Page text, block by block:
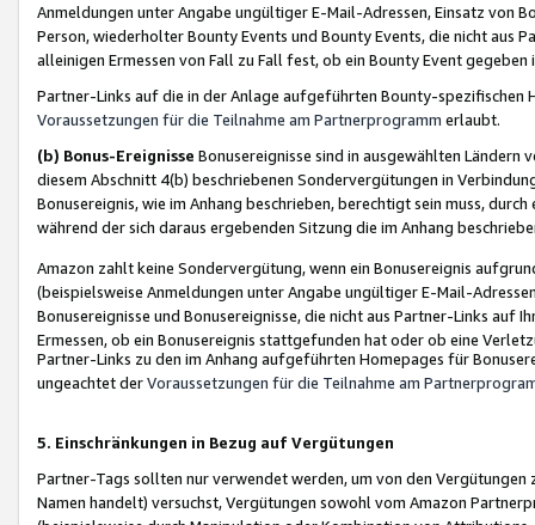
Anmeldungen unter Angabe ungültiger E-Mail-Adressen, Einsatz von
Person, wiederholter Bounty Events und Bounty Events, die nicht
alleinigen Ermessen von Fall zu Fall fest, ob ein Bounty Event
Partner-Links auf die in der Anlage aufgeführten Bounty-spezifischen
Voraussetzungen für die Teilnahme am Partnerprogramm erlaubt.
(b) Bonus-Ereignisse Bonusereignisse sind in ausgewählten Ländern
diesem Abschnitt 4(b) beschriebenen Sondervergütungen in
Bonusereignis, wie im Anhang beschrieben, berechtigt sein muss,
während der sich daraus ergebenden Sitzung die im Anhang
Amazon zahlt keine Sondervergütung, wenn ein Bonusereignis
(beispielsweise Anmeldungen unter Angabe ungültiger E-Mail-
Bonusereignisse und Bonusereignisse, die nicht aus Partner-Links auf
Ermessen, ob ein Bonusereignis stattgefunden hat oder ob eine
Partner-Links zu den im Anhang aufgeführten Homepages für
ungeachtet derVoraussetzungen für die Teilnahme am
5. Einschränkungen in Bezug auf Vergütungen
Partner-Tags sollten nur verwendet werden, um von den
Namen handelt) versuchst, Vergütungen sowohl vom Amazon